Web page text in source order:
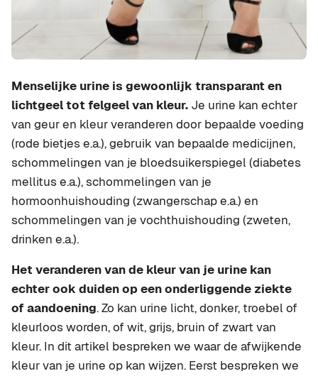
Menselijke urine is gewoonlijk transparant en
lichtgeel tot felgeel van kleur. Je urine kan echter
van geur en kleur veranderen door bepaalde voeding
(rode bietjes e.a.), gebruik van bepaalde medicijnen,
schommelingen van je bloedsuikerspiegel (diabetes
mellitus e.a.), schommelingen van je
hormoonhuishouding (zwangerschap e.a.) en
schommelingen van je vochthuishouding (zweten,
drinken e.a.).
Het veranderen van de kleur van je urine kan
echter ook duiden op een onderliggende ziekte
of aandoening. Zo kan urine licht, donker, troebel of
kleurloos worden, of wit, grijs, bruin of zwart van
kleur. In dit artikel bespreken we waar de afwijkende
kleur van je urine op kan wijzen. Eerst bespreken we